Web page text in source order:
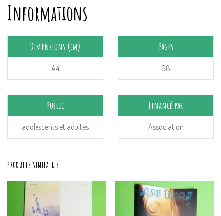
Informations
Dimensions (cm)
A4
Pages
68
Public
adolescents et adultes
Financé par
Association
PRODUITS SIMILAIRES